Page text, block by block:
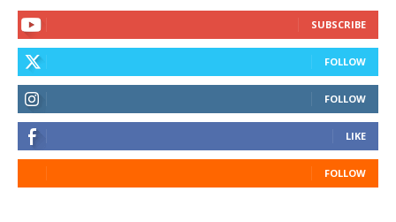
SUBSCRIBE
FOLLOW
FOLLOW
LIKE
FOLLOW